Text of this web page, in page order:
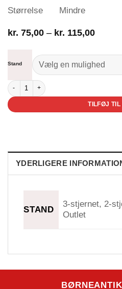
Størrelse
Mindre
kr. 75,00 – kr. 115,00
kr.
Stand
De små synger - jubilæumsudgaven
TILFØJ TIL
YDERLIGERE
STAND
3-stjernet, 2-
Outlet